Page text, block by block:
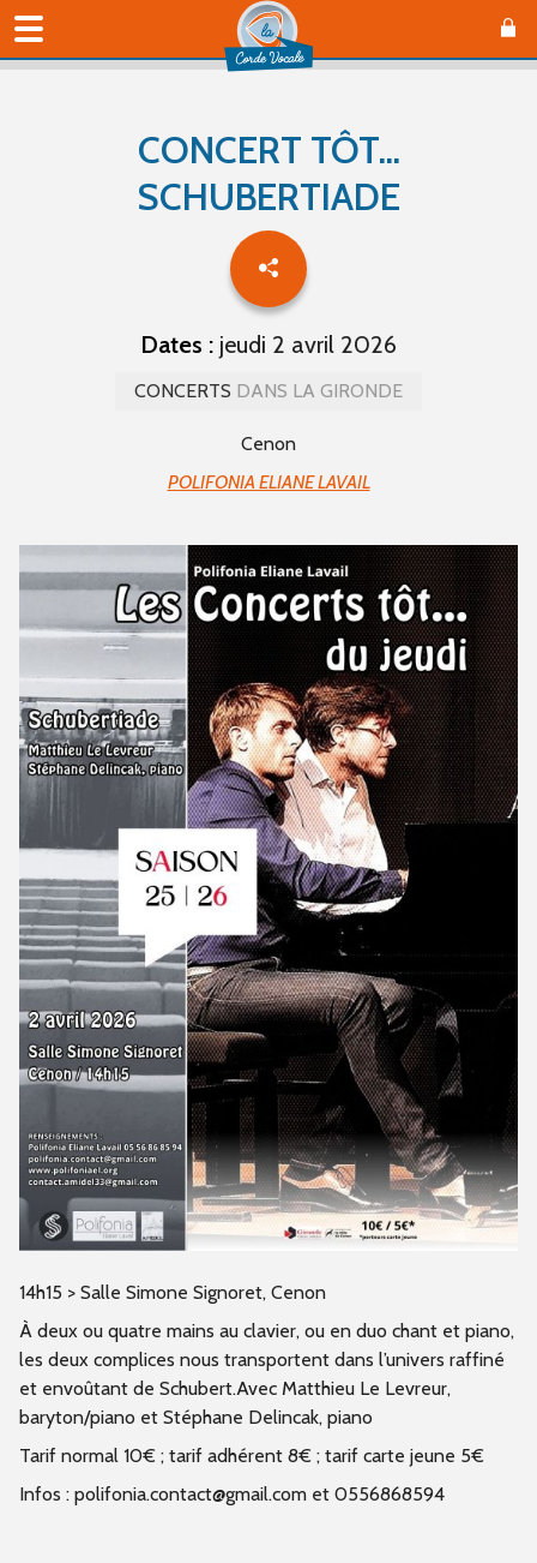
CONCERT TÔT...
SCHUBERTIADE
Dates : jeudi 2 avril 2026
CONCERTS DANS LA GIRONDE
Cenon
POLIFONIA ELIANE LAVAIL
14h15 > Salle Simone Signoret, Cenon
À deux ou quatre mains au clavier, ou en duo chant et piano,
les deux complices nous transportent dans l’univers raffiné
et envoûtant de Schubert.Avec Matthieu Le Levreur,
baryton/piano et Stéphane Delincak, piano
Tarif normal 10€ ; tarif adhérent 8€ ; tarif carte jeune 5€
Infos : polifonia.contact@gmail.com et 0556868594